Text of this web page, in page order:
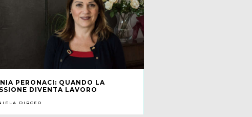
PERONACI: QUANDO LA
DIVENTA LAVORO
DIRCEO